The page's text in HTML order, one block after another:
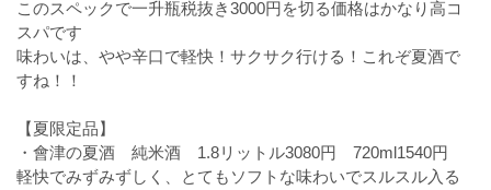
このスペックで一升瓶税抜き3000円を切る価格はかなり高コ
スパです
味わいは、やや辛口で軽快！サクサク行ける！これぞ夏酒で
すね！！
【夏限定品】
・會津の夏酒 純米酒 1.8リットル3080円 720ml1540円
軽快でみずみずしく、とてもソフトな味わいでスルスル入る